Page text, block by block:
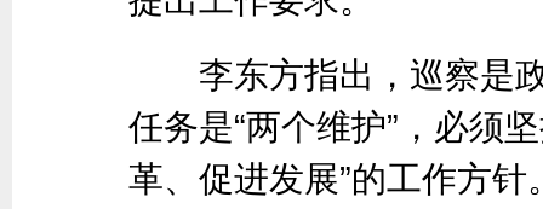
李东方指出，巡察是政
任务是“两个维护”，必须
革、促进发展”的工作方